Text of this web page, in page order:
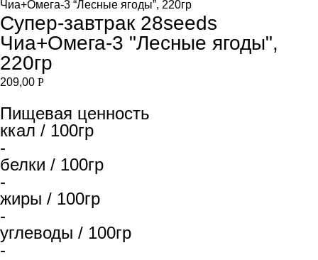
Чиа+Омега-3 “Лесные ягоды”, 220гр
Супер-завтрак 28seeds
Чиа+Омега-3 "Лесные ягоды",
220гр
209,00 Р
Пищевая ценность
ккал / 100гр
-
белки / 100гр
-
жиры / 100гр
-
углеводы / 100гр
-